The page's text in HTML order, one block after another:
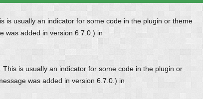
is usually an indicator for some code in the plugin or theme
was added in version 6.7.0.) in
is usually an indicator for some code in the plugin or
was added in version 6.7.0.) in